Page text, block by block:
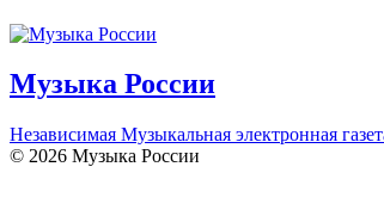
Музыка России
Независимая Музыкальная электронная
© 2026 Музыка России